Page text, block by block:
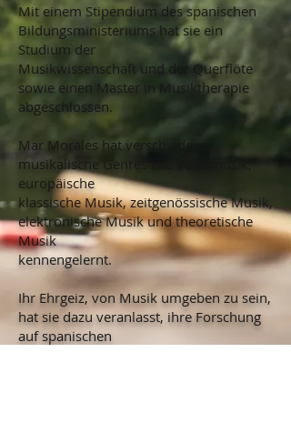
Mit einem Stipendium des spanischen
Bildungsministeriums hat sie ein
Studium der
Musikwissenschaft und der Querflöte
sowie einen Master in Musiktherapie
abgeschlossen.
Mar Morales hat verschiedene
musikalische Genres wie Volksmusik,
europäische
klassische Musik,zeitgenössische Musik,
elektronische Musik und theoretische
Musik
kennengelernt.
Ihr Ehrgeiz, von Musik umgeben zu sein,
hat sie dazu veranlasst, ihre Forschung
auf spanischen